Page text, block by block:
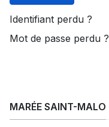
Identifiant perdu ?
Mot de passe perdu ?
MARÉE SAINT-MALO